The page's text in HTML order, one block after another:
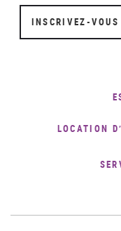
INSCRIVEZ-VOUS
LOCATION